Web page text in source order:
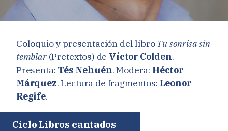
Coloquio y presentación del libroTu sonrisa sin
temblar (Pretextos) de Víctor Colden.
Presenta: Tés Nehuén. Modera: Héctor
Márquez. Lectura de fragmentos: Leonor
Regife.
Ciclo Libros cantados